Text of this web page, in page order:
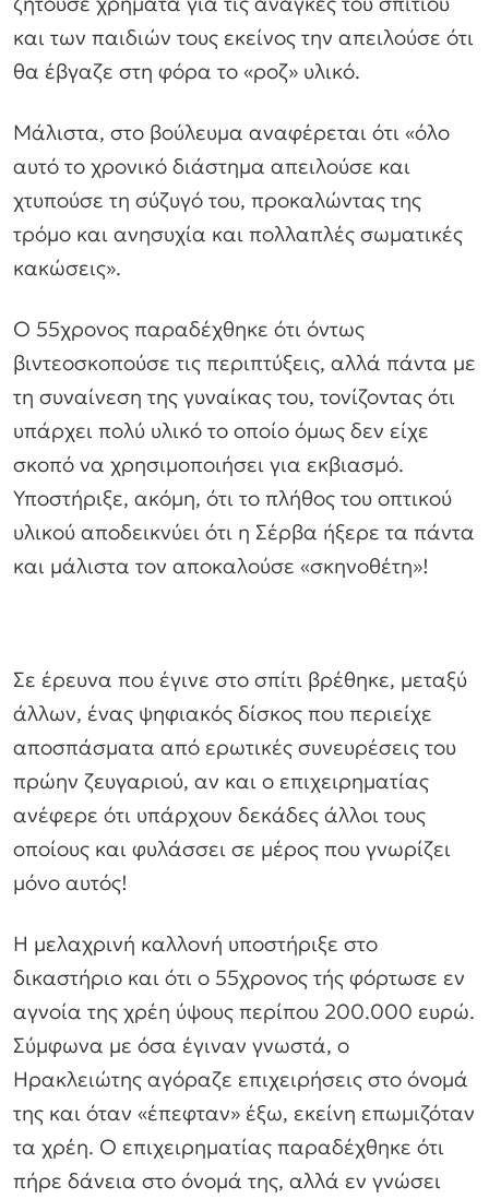
και των παιδιών τους εκείνος την απειλούσε ότι
θα έβγαζε στη φόρα το «ροζ» υλικό.
Μάλιστα, στο βούλευμα αναφέρεται ότι «όλο
αυτό το χρονικό διάστημα απειλούσε και
χτυπούσε τη σύζυγό του, προκαλώντας της
τρόμο και ανησυχία και πολλαπλές σωματικές
κακώσεις».
Ο 55χρονος παραδέχθηκε ότι όντως
βιντεοσκοπούσε τις περιπτύξεις, αλλά πάντα με
τη συναίνεση της γυναίκας του, τονίζοντας ότι
υπάρχει πολύ υλικό το οποίο όμως δεν είχε
σκοπό να χρησιμοποιήσει για εκβιασμό.
Υποστήριξε, ακόμη, ότι το πλήθος του οπτικού
υλικού αποδεικνύει ότι η Σέρβα ήξερε τα πάντα
και μάλιστα τον αποκαλούσε «σκηνοθέτη»!
Σε έρευνα που έγινε στο σπίτι βρέθηκε, μεταξύ
άλλων, ένας ψηφιακός δίσκος που περιείχε
αποσπάσματα από ερωτικές συνευρέσεις του
πρώην ζευγαριού, αν και ο επιχειρηματίας
ανέφερε ότι υπάρχουν δεκάδες άλλοι τους
οποίους και φυλάσσει σε μέρος που γνωρίζει
μόνο αυτός!
Η μελαχρινή καλλονή υποστήριξε στο
δικαστήριο και ότι ο 55χρονος τής φόρτωσε εν
αγνοία της χρέη ύψους περίπου 200.000 ευρώ.
Σύμφωνα με όσα έγιναν γνωστά, ο
Ηρακλειώτης αγόραζε επιχειρήσεις στο όνομά
της και όταν «έπεφταν» έξω, εκείνη επωμιζόταν
τα χρέη. Ο επιχειρηματίας παραδέχθηκε ότι
πήρε δάνεια στο όνομά της, αλλά εν γνώσει